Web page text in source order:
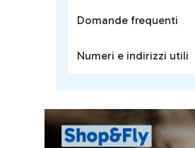
Domande frequenti
Numeri e indirizzi utili